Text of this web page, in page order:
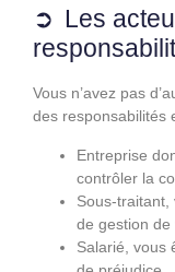
Les
Vous n’avez pas
des responsabilités
Entreprise
contrôler la
Sous-traitant,
de gestion
Salarié, vous